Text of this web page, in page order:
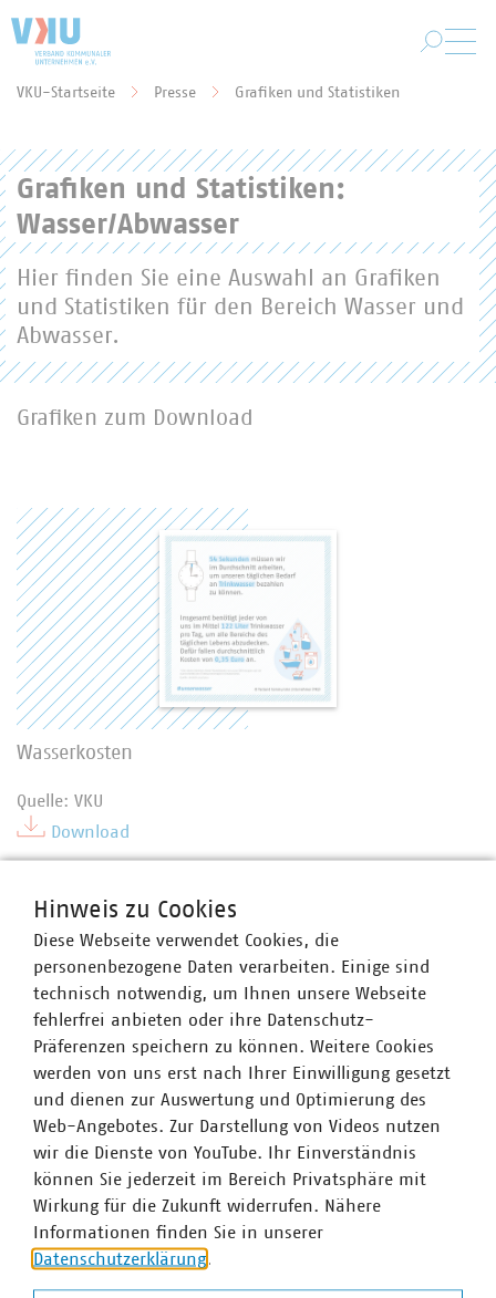
VKU-Startseite Presse Grafiken und Statistiken
Grafiken und Statistiken:
Wasser/Abwasser
Hier finden Sie eine Auswahl an Grafiken
und Statistiken für den Bereich Wasser und
Abwasser.
Grafiken zum Download
Wasserkosten
Quelle: VKU
Download
VKU-Bereiche
Hinweis zu Cookies
Diese Webseite verwendet Cookies, die
personenbezogene Daten verarbeiten. Einige sind
technisch notwendig, um Ihnen unsere Webseite
fehlerfrei anbieten oder ihre Datenschutz-
Präferenzen speichern zu können. Weitere Cookies
werden von uns erst nach Ihrer Einwilligung gesetzt
und dienen zur Auswertung und Optimierung des
Web-Angebotes. Zur Darstellung von Videos nutzen
wir die Dienste von YouTube. Ihr Einverständnis
können Sie jederzeit im Bereich Privatsphäre mit
Wirkung für die Zukunft widerrufen. Nähere
Informationen finden Sie in unserer
Datenschutzerklärung.